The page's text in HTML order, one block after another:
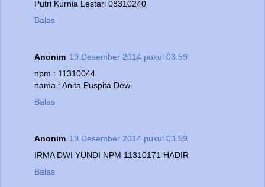
Putri Kurnia Lestari 08310240
Balas
Anonim 19 Desember 2014 pukul 03.59
npm : 11310044
nama : Anita Puspita Dewi
Balas
Anonim 19 Desember 2014 pukul 03.59
IRMA DWI YUNDI NPM 11310171 HADIR
Balas